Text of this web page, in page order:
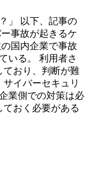
」 以下、記事の
事故が起きるケ
国内企業で事故
いる。 利用者さ
おり、判断が難
イバーセキュリ
業側での対策は必
おく必要がある